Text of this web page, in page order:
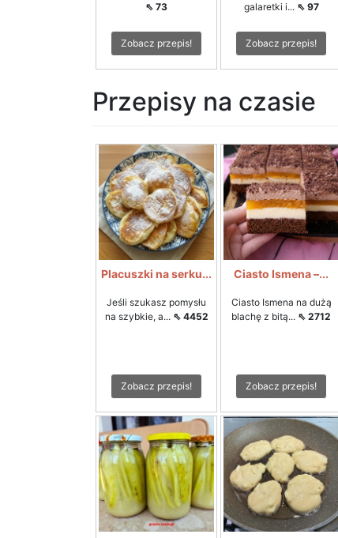
⇖ 73
Zobacz przepis!
galaretki i... ⇖ 97
Zobacz przepis!
Przepisy na czasie
Placuszki na serku...
Jeśli szukasz pomysłu
na szybkie, a... ⇖ 4452
Zobacz przepis!
Ciasto Ismena –...
Ciasto Ismena na dużą
blachę z bitą... ⇖ 2712
Zobacz przepis!